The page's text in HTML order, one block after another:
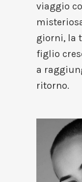
viaggio
giorni, la
figlio
a
ritorno.